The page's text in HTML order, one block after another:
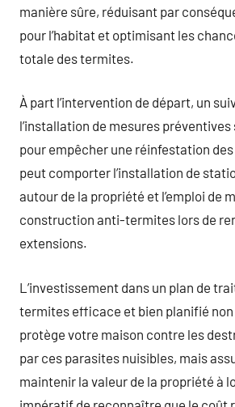
manière sûre, réduisant par
pour l’habitat et optimisant les
totale des termites.
À part l’intervention de départ, un
l’installation de mesures
pour empêcher une réinfestation
peut comporter l’installation de
autour de la propriété et l’emploi de
construction anti-termites lors de
extensions.
L’investissement dans un plan de
termites efficace et bien planifié
protège votre maison contre les
par ces parasites nuisibles, mais
maintenir la valeur de la propriété à